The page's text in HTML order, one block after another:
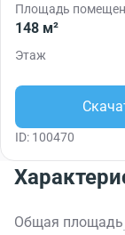
Площадь
148 м²
Этаж
ID: 100470
Общая площадь